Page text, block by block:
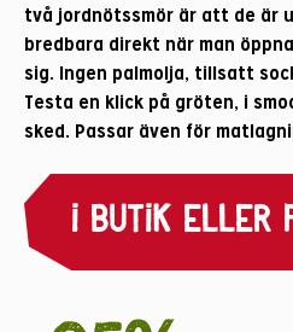
två jordnötssmör är att de är
bredbara direkt när man
sig. Ingen palmolja, tillsatt
Testa en klick på gröten, i
sked. Passar även för
I BUTIK ELLER